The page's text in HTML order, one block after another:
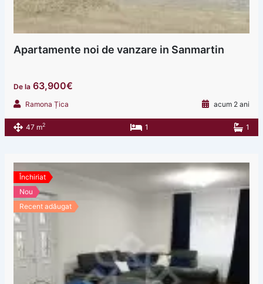
Apartamente noi de vanzare in Sanmartin
De la63,900€
Ramona Țica acum 2 ani
47 m2 1 1
Închiriat
Nou
Recent adăugat